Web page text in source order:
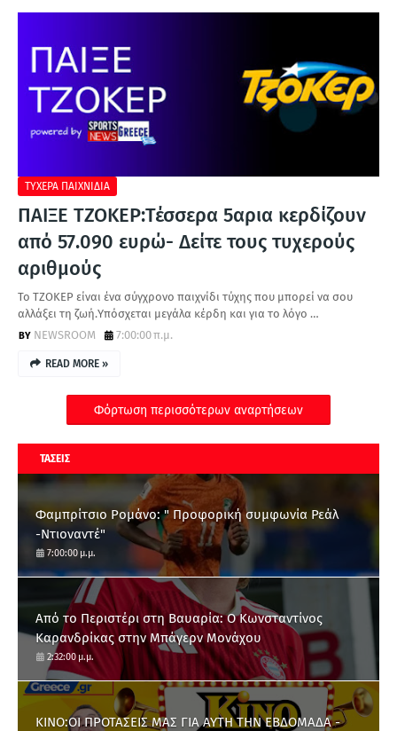
ΤΥΧΕΡΑ ΠΑΙΧΝΙΔΙΑ
ΠΑΙΞΕ ΤΖΟΚΕΡ:Τέσσερα 5αρια κερδίζουν
από 57.090 ευρώ- Δείτε τους τυχερούς
αριθμούς
Το ΤΖΟΚΕΡ είναι ένα σύγχρονο παιχνίδι τύχης που μπορεί να σου
αλλάξει τη ζωή.Υπόσχεται μεγάλα κέρδη και για το λόγο …
NEWSROOM
7:00:00 π.μ.
READ MORE »
Φόρτωση περισσότερων αναρτήσεων
ΤΑΣΕΙΣ
Φαμπρίτσιο Ρομάνο: " Προφορική συμφωνία Ρεάλ
-Ντιοναντέ"
7:00:00 μ.μ.
Από το Περιστέρι στη Βαυαρία: O Κωνσταντίνος
Καρανδρίκας στην Μπάγερν Μονάχου
2:32:00 μ.μ.
ΚΙΝΟ:ΟΙ ΠΡΟΤΑΣΕΙΣ ΜΑΣ ΓΙΑ ΑΥΤΗ ΤΗΝ ΕΒΔΟΜΑΔΑ -